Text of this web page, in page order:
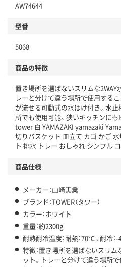
AW74644
型番
5068
商品の特徴
置き場所を選ばないスリムな2WAY
レーと分けて違う場所で使用する
が流せる可動式の水はけ付き。水
所でも使用可能。狭いキッチンにも
tower 白 YAMAZAKI yamazaki
切りバスケット 皿立て カゴ かご
ト 排水 トレー おしゃれ シンプル
商品仕様
メーカー：山崎実業
ブランド：TOWER（タワー）
カラー：ホワイト
重量：約2300g
耐熱耐冷温度：耐熱：70℃ 、耐冷
特徴：置き場所を選ばないスリ
ット。トレーと分けて違う場所